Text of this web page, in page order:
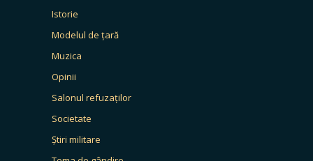
Istorie
Modelul de țară
Muzica
Opinii
Salonul refuzaților
Societate
Știri militare